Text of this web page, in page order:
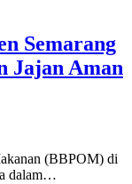
Semarang
Jajan Aman
(BBPOM) di
dalam…